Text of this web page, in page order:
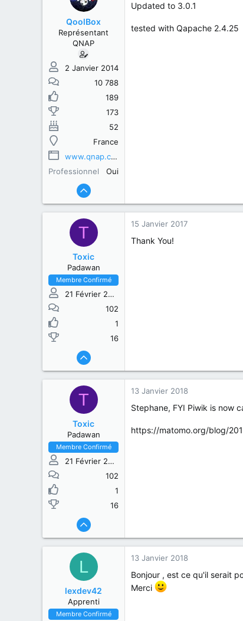
QoolBox
Représentant
QNAP
2 Janvier 2014
10 788
189
173
52
France
www.qnap.com
Professionnel
Oui
Updated to 3.0.1
tested with Qapache 2.4.25
T
Toxic
Padawan
Membre Confirmé
21 Février 2015
102
1
16
15 Janvier 2017
Thank You!
T
Toxic
Padawan
Membre Confirmé
21 Février 2015
102
1
16
13 Janvier 2018
Stephane, FYI Piwik is now
https://matomo.org/blog/
L
lexdev42
Apprenti
Membre Confirmé
13 Janvier 2018
Bonjour , est ce qu'il serait
Merci